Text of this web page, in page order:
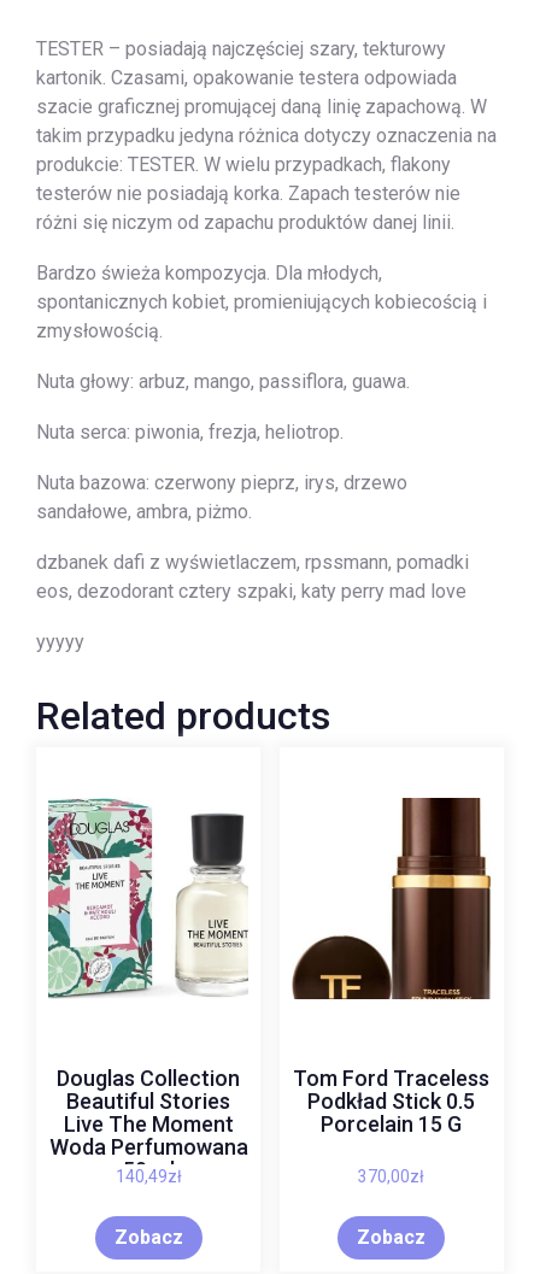
TESTER – posiadają najczęściej szary, tekturowy
kartonik. Czasami, opakowanie testera odpowiada
szacie graficznej promującej daną linię zapachową. W
takim przypadku jedyna różnica dotyczy oznaczenia na
produkcie: TESTER. W wielu przypadkach, flakony
testerów nie posiadają korka. Zapach testerów nie
różni się niczym od zapachu produktów danej linii.
Bardzo świeża kompozycja. Dla młodych,
spontanicznych kobiet, promieniujących kobiecością i
zmysłowością.
Nuta głowy: arbuz, mango, passiflora, guawa.
Nuta serca: piwonia, frezja, heliotrop.
Nuta bazowa: czerwony pieprz, irys, drzewo
sandałowe, ambra, piżmo.
dzbanek dafi z wyświetlaczem, rpssmann, pomadki
eos, dezodorant cztery szpaki, katy perry mad love
yyyyy
Related products
Douglas Collection
Beautiful Stories
Live The Moment
Woda Perfumowana
50 ml
140,49zł
Zobacz
Tom Ford Traceless
Podkład Stick 0.5
Porcelain 15 G
370,00zł
Zobacz